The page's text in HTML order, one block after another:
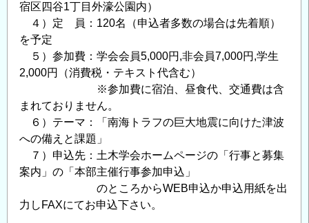
宿区四谷1丁目外濠公園内）
４）定 員：120名（申込者多数の場合は先着順）
を予定
５）参加費：学会会員5,000円,非会員7,000円,学生
2,000円（消費税・テキスト代含む）
※参加費に宿泊、昼食代、交通費は含
まれておりません。
６）テーマ：「南海トラフの巨大地震に向けた津波
への備えと課題」
７）申込先：土木学会ホームページの「行事と募集
案内」の「本部主催行事参加申込」
のところからWEB申込か申込用紙を出
力しFAXにてお申込下さい。